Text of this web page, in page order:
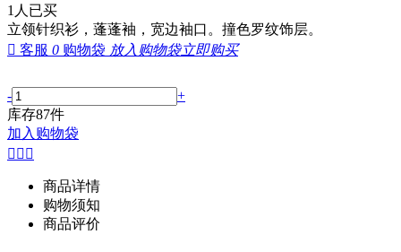
1 人已买
立领针织衫，蓬蓬袖，宽边袖口。撞色罗纹饰层。
 客服 0 购物袋 放入购物袋立即购买
-
+
库存87件
加入购物袋
  
商品详情
购物须知
商品评价